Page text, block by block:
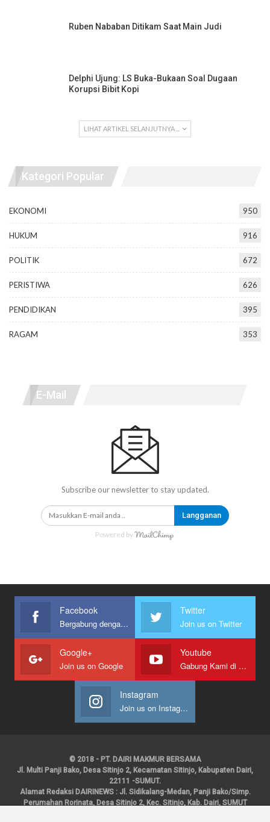
Ruben Nababan Ditikam Saat Main Judi
Delphi Ujung: LS Buka-Bukaan Soal Dugaan
Korupsi Bibit Kopi
LIHAT ARTIKEL SELANJUTNYA ...
Kategori Popular
EKONOMI 950
HUKUM 916
POLITIK 672
PERISTIWA 626
PENDIDIKAN 395
RAGAM 353
E-Mail
Subscribe our newsletter to stay updated.
Langganan
Powered by
Facebook
Bergabung dengan kami
Twitter
Join us on Twitter
Google+
Join us on Google
Youtube
Gabung Kami di Youtube
Instagram
Join us on Instagram
© 2018 - PT. DAIRI MAKMUR BERSAMA
Jl. Multi Panji Bako, Desa Sitinjo 2, Kecamatan Sitinjo, Kabupaten Dairi,
22111 -SUMUT.
Alamat Redaksi DAIRINEWS : Jl. Sidikalang-Medan, Panji Bako/Simp.
Perumahan Rorinata, Desa Sitinjo 2, Kec. Sitinjo, Kab. Dairi, SUMUT